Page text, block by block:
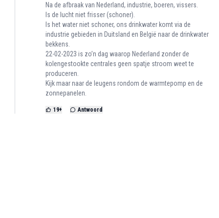
Na de afbraak van Nederland, industrie, boeren, vissers.
Is de lucht niet frisser (schoner).
Is het water niet schoner, ons drinkwater komt via de
industrie gebieden in Duitsland en België naar de drinkwater
bekkens.
22-02-2023 is zo’n dag waarop Nederland zonder de
kolengestookte centrales geen spatje stroom weet te
produceren.
Kijk maar naar de leugens rondom de warmtepomp en de
zonnepanelen.
19+ Antwoord